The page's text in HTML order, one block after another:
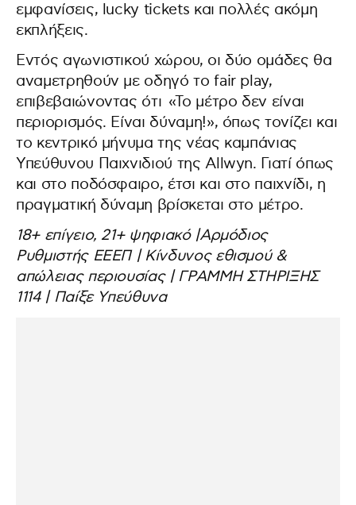
εμφανίσεις, lucky tickets και πολλές ακόμη
εκπλήξεις.
Εντός αγωνιστικού χώρου, οι δύο ομάδες θα
αναμετρηθούν με οδηγό το fair play,
επιβεβαιώνοντας ότι «Το μέτρο δεν είναι
περιορισμός. Είναι δύναμη!», όπως τονίζει και
το κεντρικό μήνυμα της νέας καμπάνιας
Υπεύθυνου Παιχνιδιού της Allwyn. Γιατί όπως
και στο ποδόσφαιρο, έτσι και στο παιχνίδι, η
πραγματική δύναμη βρίσκεται στο μέτρο.
18+ επίγειο, 21+ ψηφιακό |Αρμόδιος
Ρυθμιστής ΕΕΕΠ | Κίνδυνος εθισμού &
απώλειας περιουσίας | ΓΡΑΜΜΗ ΣΤΗΡΙΞΗΣ
1114 | Παίξε Υπεύθυνα